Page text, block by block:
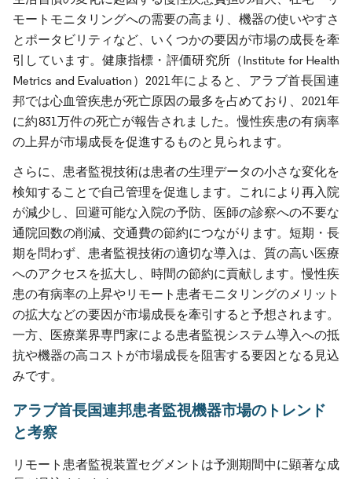
モートモニタリングへの需要の高まり、機器の使いやすさ
とポータビリティなど、いくつかの要因が市場の成長を牽
引しています。健康指標・評価研究所（Institute for Health
Metrics and Evaluation）2021年によると、アラブ首長国連
邦では心血管疾患が死亡原因の最多を占めており、2021年
に約831万件の死亡が報告されました。慢性疾患の有病率
の上昇が市場成長を促進するものと見られます。
さらに、患者監視技術は患者の生理データの小さな変化を
検知することで自己管理を促進します。これにより再入院
が減少し、回避可能な入院の予防、医師の診察への不要な
通院回数の削減、交通費の節約につながります。短期・長
期を問わず、患者監視技術の適切な導入は、質の高い医療
へのアクセスを拡大し、時間の節約に貢献します。慢性疾
患の有病率の上昇やリモート患者モニタリングのメリット
の拡大などの要因が市場成長を牽引すると予想されます。
一方、医療業界専門家による患者監視システム導入への抵
抗や機器の高コストが市場成長を阻害する要因となる見込
みです。
アラブ首長国連邦患者監視機器市場のトレンド
と考察
リモート患者監視装置セグメントは予測期間中に顕著な成